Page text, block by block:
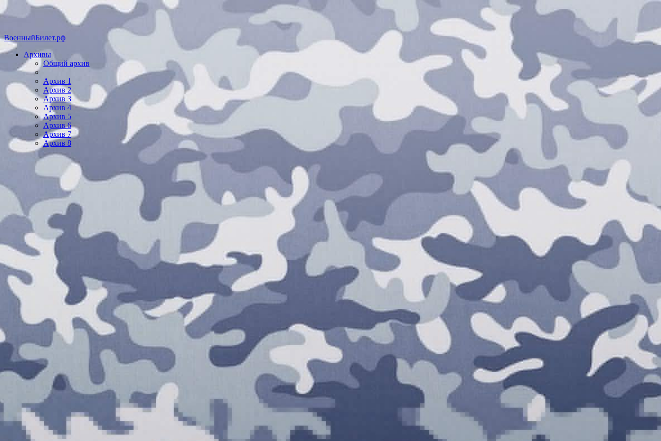
ВоенныйБилет.рф
Архивы
Общий архив
Архив 1
Архив 2
Архив 3
Архив 4
Архив 5
Архив 6
Архив 7
Архив 8